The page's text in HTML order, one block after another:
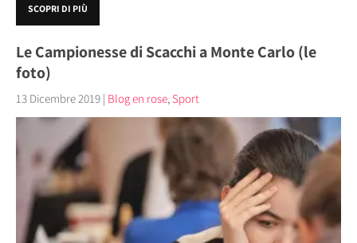
SCOPRI DI PIÙ
Le Campionesse di Scacchi a Monte Carlo (le
foto)
13 Dicembre 2019 | Blog en rose, Sport